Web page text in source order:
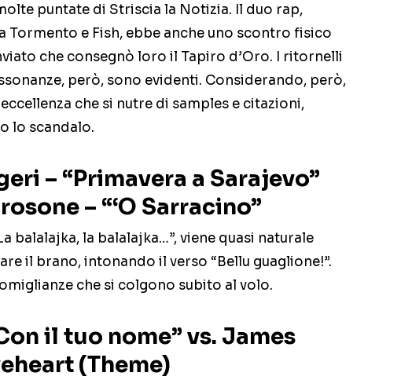
puntate di Striscia la Notizia. Il duo rap,
Tormento e Fish, ebbe anche uno scontro fisico
che consegnò loro il Tapiro d’Oro. I ritornelli
però, sono evidenti. Considerando, però,
che si nutre di samples e citazioni,
lo scandalo.
– “Primavera a Sarajevo”
– “‘O Sarracino”
balalajka, la balalajka…”, viene quasi naturale
il brano, intonando il verso “Bellu guaglione!”.
che si colgono subito al volo.
il tuo nome” vs. James
(Theme)